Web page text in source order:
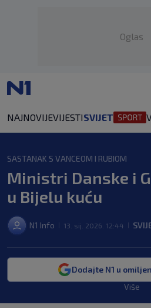
Oglas
NAJNOVIJEVIJESTISVIJET
SASTANAK S VANCEOM I RUBIOM
Ministri Danske i
u Bijelu kuću
N1 Info 13. sij. 2026. 12:44
Dodajte N1 u
Više